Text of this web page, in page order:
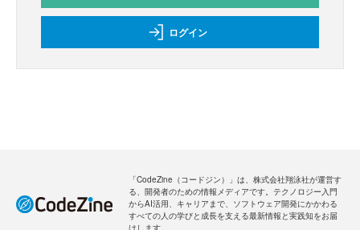
ログイン
「CodeZine（コードジン）」は、株式会社翔泳社が運営す
る、開発者のための情報メディアです。テクノロジー入門
からAI活用、キャリアまで、ソフトウェア開発にかかわる
すべての人の学びと成長を支える最新情報と実践知をお届
けします。